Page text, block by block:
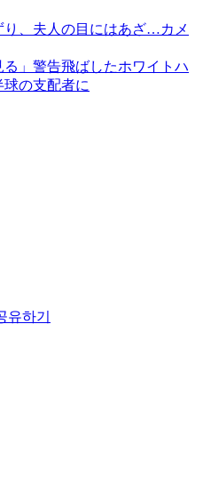
り、夫人の目にはあざ…カメ
る」警告飛ばしたホワイトハ
の支配者に
유하기